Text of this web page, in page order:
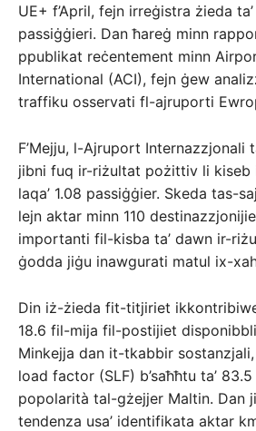
UE+ f’April, fejn irreġistra żieda
passiġġieri. Dan ħareġ minn
ppublikat reċentement minn
International (ACI), fejn ġew
traffiku osservati fl-ajruporti
F’Mejju, l-Ajruport Internazzjonali
jibni fuq ir-riżultat pożittiv li kiseb
laqa’ 1.08 passiġġier. Skeda tas-
lejn aktar minn 110
importanti fil-kisba ta’ dawn ir-
ġodda jiġu inawgurati matul ix-
Din iż-żieda fit-titjiriet
18.6 fil-mija fil-postijiet
Minkejja dan it-tkabbir
load factor (SLF) b’saħħtu ta’
popolarità tal-gżejjer Maltin. Dan
tendenza usa’ identifikata aktar